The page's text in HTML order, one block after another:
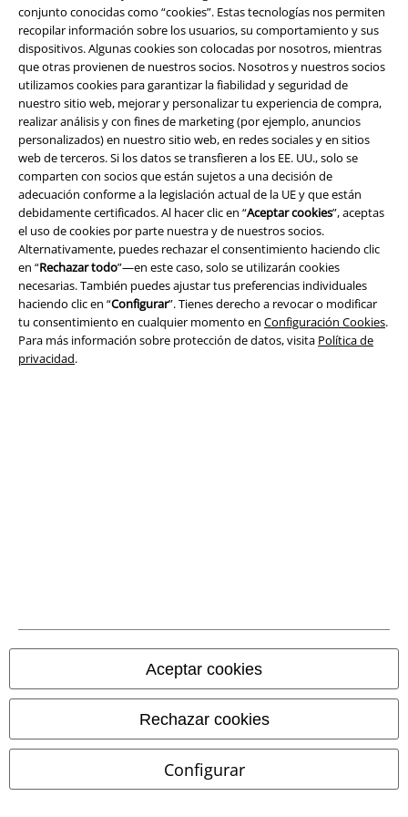
conjunto conocidas como “cookies”. Estas tecnologías nos permiten
recopilar información sobre los usuarios, su comportamiento y sus
dispositivos. Algunas cookies son colocadas por nosotros, mientras
que otras provienen de nuestros socios. Nosotros y nuestros socios
utilizamos cookies para garantizar la fiabilidad y seguridad de
nuestro sitio web, mejorar y personalizar tu experiencia de compra,
realizar análisis y con fines de marketing (por ejemplo, anuncios
personalizados) en nuestro sitio web, en redes sociales y en sitios
web de terceros. Si los datos se transfieren a los EE. UU., solo se
comparten con socios que están sujetos a una decisión de
adecuación conforme a la legislación actual de la UE y que están
debidamente certificados. Al hacer clic en “Aceptar cookies”, aceptas
el uso de cookies por parte nuestra y de nuestros socios.
Alternativamente, puedes rechazar el consentimiento haciendo clic
en “Rechazar todo”—en este caso, solo se utilizarán cookies
necesarias. También puedes ajustar tus preferencias individuales
haciendo clic en “Configurar”. Tienes derecho a revocar o modificar
tu consentimiento en cualquier momento en Configuración Cookies.
Para más información sobre protección de datos, visita Política de
privacidad.
Aceptar cookies
Rechazar cookies
Configurar
personales con el fin de informarme de manera personalizada y regular
sobre su oferta. El tratamiento de mis datos personales se llevará a cabo
de acuerdo con lo establecido en la
Política de Privacidad
. Puedo retirar
mi consentimiento en cualquier momento haciendo clic en el enlace de
baja presente en cada newsletter.
Darme de baja de la newsletteraquí .
Suscripción
*Válido durante 4 semanas. Solo canjeable online. No combinable con
otros códigos promocionales. El descuento será aplicado después de
introducir el código en el primer paso del proceso de compra. Libros,
media (CD, DVD, LP, etc.), tickets, Rammstein, (Till) Lindemann, Die Ärzte,
Die Toten Hosen, Feine Sahne Fischfilet, Broilers, Böhse Onkelz, cheques-
regalo y artículos que incluyen una donación están excluidos de la
promoción.
Política de Devolución
Devolver un artículo
Información de tallas generales
Cancelar mi membresía BSC